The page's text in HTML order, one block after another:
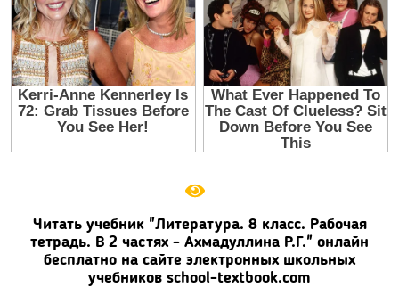
Читать учебник "Литература. 8 класс. Рабочая
тетрадь. В 2 частях - Ахмадуллина Р.Г." онлайн
бесплатно на сайте электронных школьных
учебников school-textbook.com